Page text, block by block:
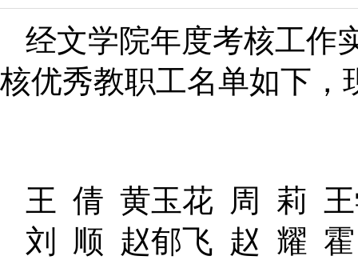
经文学院年度考核工作
核优秀教职工名单如下，
王 倩 黄玉花 周 莉
刘
顺 赵郁飞 赵 耀 霍